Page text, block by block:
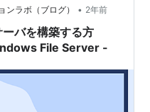
あり、どう対処したのか
ンラボ（ブログ） • 2年前
バを構築する方
File Server -